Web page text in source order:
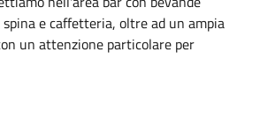
e caffetteria, oltre ad un ampia
un attenzione particolare per